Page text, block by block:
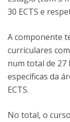
30 ECTS e
A componente
curriculares
num total de 27
específicas da
ECTS.
No total, o